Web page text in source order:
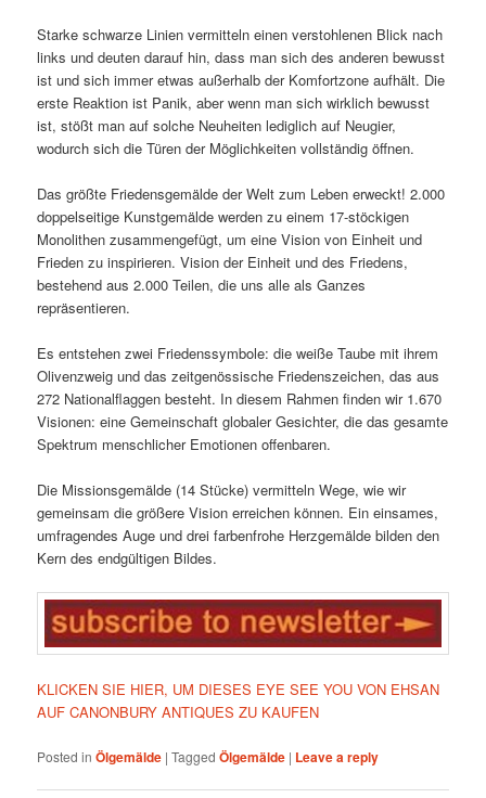
Starke schwarze Linien vermitteln einen verstohlenen Blick nach
links und deuten darauf hin, dass man sich des anderen bewusst
ist und sich immer etwas außerhalb der Komfortzone aufhält. Die
erste Reaktion ist Panik, aber wenn man sich wirklich bewusst
ist, stößt man auf solche Neuheiten lediglich auf Neugier,
wodurch sich die Türen der Möglichkeiten vollständig öffnen.
Das größte Friedensgemälde der Welt zum Leben erweckt! 2.000
doppelseitige Kunstgemälde werden zu einem 17-stöckigen
Monolithen zusammengefügt, um eine Vision von Einheit und
Frieden zu inspirieren. Vision der Einheit und des Friedens,
bestehend aus 2.000 Teilen, die uns alle als Ganzes
repräsentieren.
Es entstehen zwei Friedenssymbole: die weiße Taube mit ihrem
Olivenzweig und das zeitgenössische Friedenszeichen, das aus
272 Nationalflaggen besteht. In diesem Rahmen finden wir 1.670
Visionen: eine Gemeinschaft globaler Gesichter, die das gesamte
Spektrum menschlicher Emotionen offenbaren.
Die Missionsgemälde (14 Stücke) vermitteln Wege, wie wir
gemeinsam die größere Vision erreichen können. Ein einsames,
umfragendes Auge und drei farbenfrohe Herzgemälde bilden den
Kern des endgültigen Bildes.
KLICKEN SIE HIER, UM DIESES EYE SEE YOU VON EHSAN
AUF CANONBURY ANTIQUES ZU KAUFEN
Posted in Ölgemälde |Tagged Ölgemälde | Leave a reply